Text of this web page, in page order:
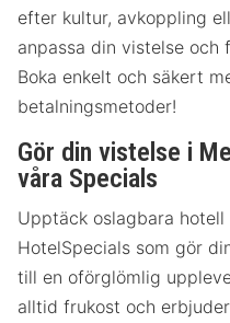
efter kultur, avkoppling
anpassa din vistelse och
Boka enkelt och säkert
betalningsmetoder!
Gör din vistelse i
våra Specials
Upptäck oslagbara
HotelSpecials som gör
till en oförglömlig
alltid frukost och